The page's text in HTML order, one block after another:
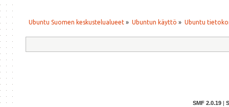
Ubuntu Suomen keskustelualueet » Ubuntun käyttö » Ubuntu
SMF 2.0.19 |